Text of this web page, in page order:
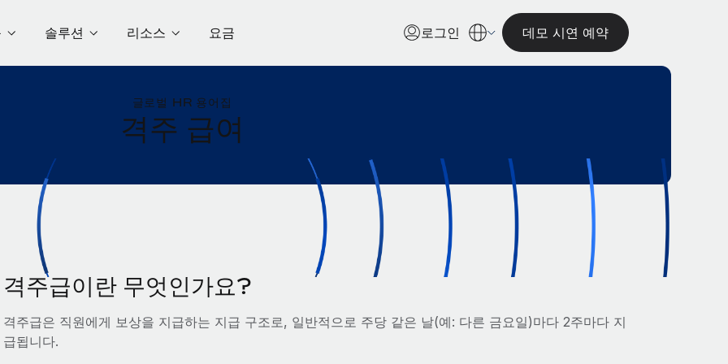
솔루션 리소스 요금 로그인 데모 시연 예약
글로벌 HR 용어집
격주 급여
격주급이란 무엇인가요?
격주급은 직원에게 보상을 지급하는 지급 구조로, 일반적으로 주당 같은 날(예: 다른 금요일)마다 2주마다 지
급됩니다.